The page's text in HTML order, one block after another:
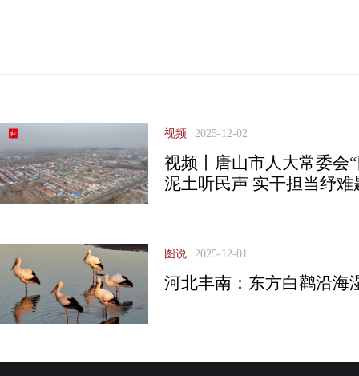
视频 2025-12-02
视频丨唐山市人大常委会
泥土听民声 实干担当纾难
图说 2025-12-01
河北丰南：东方白鹳沿海